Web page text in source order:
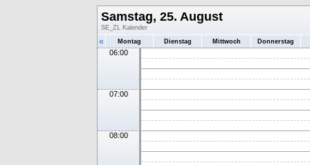
Samstag, 25. August
SE_ZL Kalender
« Montag Dienstag Mittwoch Donnerstag
06:00
07:00
08:00